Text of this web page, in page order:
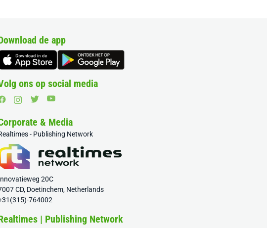
de app
ons op social media
& Media
- Publishing Network
20C
CD, Doetinchem, Netherlands
764002
| Publishing Network